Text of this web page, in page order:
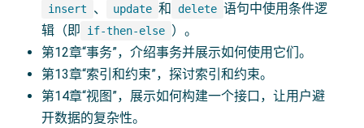
insert 、 update 和 delete 语句中使用条件逻
辑（即
if-then-else ）。
第12章“事务”，介绍事务并展示如何使用它们。
第13章“索引和约束”，探讨索引和约束。
第14章“视图”，展示如何构建一个接口，让用户避
开数据的复杂性。